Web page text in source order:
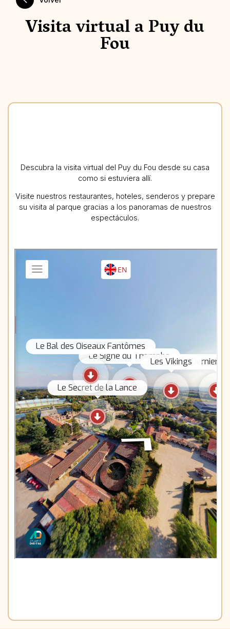
Visita virtual a Puy du
Fou
Descubra la visita virtual del Puy du Fou desde su casa
como si estuviera allí.
Visite nuestros restaurantes, hoteles, senderos y prepare
su visita al parque gracias a los panoramas de nuestros
espectáculos.